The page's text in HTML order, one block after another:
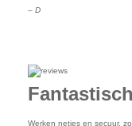
– D
Fantastisch
Werken netjes en secuur,